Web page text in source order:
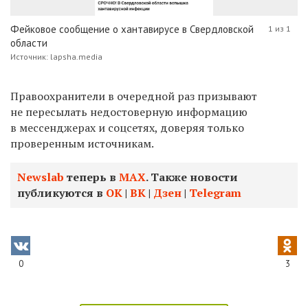
Фейковое сообщение о хантавирусе в Свердловской
области
Источник: lapsha.media
1 из 1
Правоохранители в очередной раз призывают
не пересылать недостоверную информацию
в мессенджерах и соцсетях, доверяя только
проверенным источникам.
Newslab теперь в МАХ. Также новости
публикуются в ОК| ВК| Дзен| Telegram
0 3